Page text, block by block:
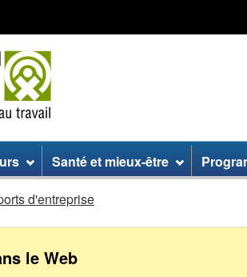
au
aux
à
Santé et mieux-être
d'entreprise
le Web